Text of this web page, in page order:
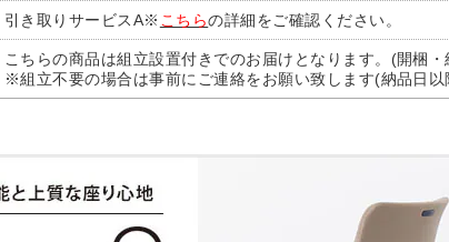
引き取りサービスA※ こちらの詳細をご確認ください。
こちらの商品は組立設置付きでのお届けとなります。(開梱
※組立不要の場合は事前にご連絡をお願い致します(納品日